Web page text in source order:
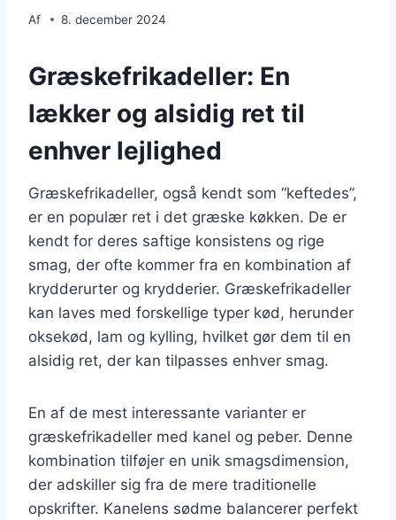
Af 8. december 2024
Græskefrikadeller: En
lækker og alsidig ret til
enhver lejlighed
Græskefrikadeller, også kendt som “keftedes”,
er en populær ret i det græske køkken. De er
kendt for deres saftige konsistens og rige
smag, der ofte kommer fra en kombination af
krydderurter og krydderier. Græskefrikadeller
kan laves med forskellige typer kød, herunder
oksekød, lam og kylling, hvilket gør dem til en
alsidig ret, der kan tilpasses enhver smag.
En af de mest interessante varianter er
græskefrikadeller med kanel og peber. Denne
kombination tilføjer en unik smagsdimension,
der adskiller sig fra de mere traditionelle
opskrifter. Kanelens sødme balancerer perfekt